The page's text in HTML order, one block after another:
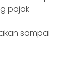
pajak
sampai